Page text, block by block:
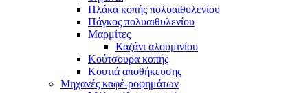
Πλάκα κοπής πολυαιθυλενίου
Πάγκος πολυαιθυλενίου
Μαρμίτες
Καζάνι αλουμινίου
Κούτσουρα κοπής
Κουτιά αποθήκευσης
Μηχανές καφέ-ροφημάτων